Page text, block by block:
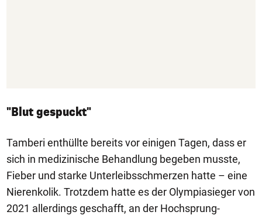
"Blut gespuckt"
Tamberi enthüllte bereits vor einigen Tagen, dass er
sich in medizinische Behandlung begeben musste,
Fieber und starke Unterleibsschmerzen hatte – eine
Nierenkolik. Trotzdem hatte es der Olympiasieger von
2021 allerdings geschafft, an der Hochsprung-